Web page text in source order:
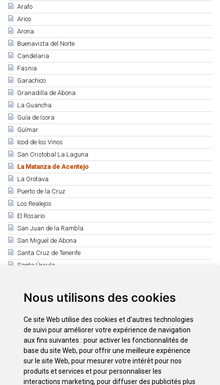
Nous utilisons des cookies
Ce site Web utilise des cookies et d'autres technologies
de suivi pour améliorer votre expérience de navigation
aux fins suivantes : pour activer les fonctionnalités de
base du site Web, pour offrir une meilleure expérience
sur le site Web, pour mesurer votre intérêt pour nos
produits et services et pour personnaliser les
interactions marketing, pour diffuser des publicités plus
Arafo
Arico
Arona
Buenavista del Norte
Candelaria
Fasnia
Garachico
Granadilla de Abona
La Guancha
Guía de Isora
Güímar
Icod de los Vinos
San Cristobal La Laguna
La Matanza de Acentejo
La Orotava
Puerto de la Cruz
Los Realejos
El Rosario
San Juan de la Rambla
San Miguel de Abona
Santa Cruz de Tenerife
Santa Úrsula
Los Silos
El Tanque
Tegueste
La Victoria de Acentejo
Vilaflor